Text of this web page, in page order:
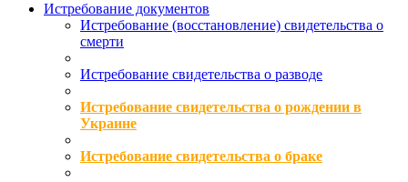
Истребование документов
Истребование (восстановление) свидетельства о
смерти
Истребование свидетельства о разводе
Истребование свидетельства о рождении в
Украине
Истребование свидетельства о браке